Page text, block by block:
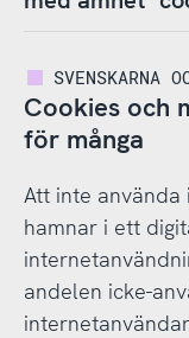
SVENSKARNA
Cookies och
för många
Att inte
hamnar i ett
andelen icke-